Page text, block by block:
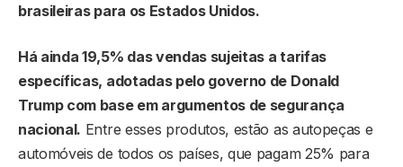
brasileiras para os Estados Unidos.
Há ainda 19,5% das vendas sujeitas a tarifas
específicas, adotadas pelo governo de Donald
Trump com base em argumentos de segurança
nacional. Entre esses produtos, estão as autopeças e
automóveis de todos os países, que pagam 25% para